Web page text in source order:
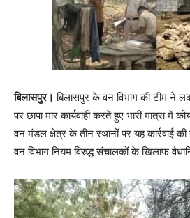
बिलासपुर। बिलासपुर के वन विभाग की टीम ने
पर छापा मार कार्यवाही करते हुए भारी मात्रा में
वन मंडल क्षेत्र के तीन स्थानों पर यह कार्रवाई
वन विभाग नियम विरुद्ध संचालकों के खिलाफ
V
i